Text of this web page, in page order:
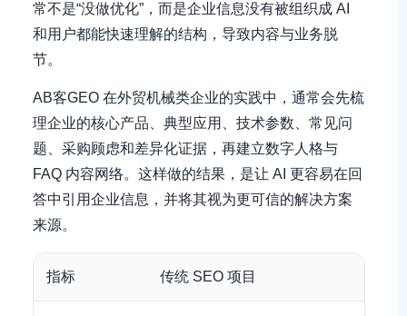
常不是“没做优化”，而是企业信息没有被组织成 AI
和用户都能快速理解的结构，导致内容与业务脱
节。
AB客GEO 在外贸机械类企业的实践中，通常会先梳
理企业的核心产品、典型应用、技术参数、常见问
题、采购顾虑和差异化证据，再建立数字人格与
FAQ 内容网络。这样做的结果，是让 AI 更容易在回
答中引用企业信息，并将其视为更可信的解决方案
来源。
指标 传统 SEO 项目